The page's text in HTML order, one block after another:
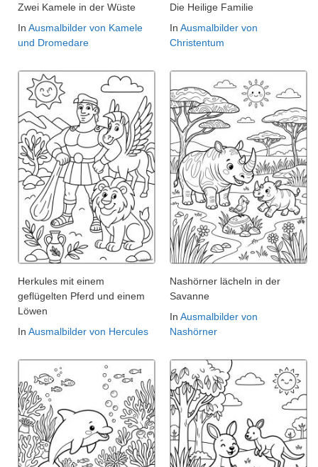
Zwei Kamele in der Wüste
In Ausmalbilder von Kamele
und Dromedare
Die Heilige Familie
In Ausmalbilder von
Christentum
Herkules mit einem
geflügelten Pferd und einem
Löwen
In Ausmalbilder von Hercules
Nashörner lächeln in der
Savanne
In Ausmalbilder von
Nashörner